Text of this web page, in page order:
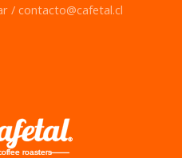
/ contacto@cafetal.cl